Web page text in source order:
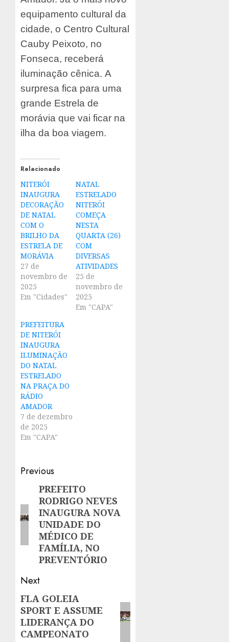
equipamento cultural da
cidade, o Centro Cultural
Cauby Peixoto, no
Fonseca, receberá
iluminação cênica. A
surpresa fica para uma
grande Estrela de
morávia que vai ficar na
ilha da boa viagem.
Relacionado
NITERÓI
INAUGURA
DECORAÇÃO
DE NATAL
COM O
BRILHO DA
ESTRELA DE
MORÁVIA
27 de
novembro de
2025
Em "Cidades"
NATAL
ESTRELADO
NITERÓI
COMEÇA
NESTA
QUARTA (26)
COM
DIVERSAS
ATIVIDADES
25 de
novembro de
2025
Em "CAPA"
PREFEITURA
DE NITERÓI
INAUGURA
ILUMINAÇÃO
DO NATAL
ESTRELADO
NA PRAÇA DO
RÁDIO
AMADOR
7 de dezembro
de 2025
Em "CAPA"
Post
navigation
Previous
Previous
post:
PREFEITO
RODRIGO NEVES
INAUGURA NOVA
UNIDADE DO
MÉDICO DE
FAMÍLIA, NO
PREVENTÓRIO
Next
Next
post:
FLA GOLEIA
SPORT E ASSUME
LIDERANÇA DO
CAMPEONATO